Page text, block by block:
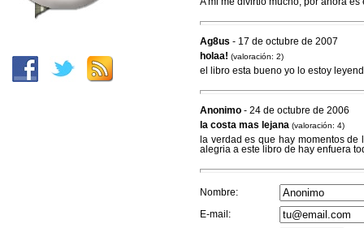
Ag8us - 17 de octubre de 2007
holaa! (valoración: 2)
el libro esta bueno yo lo estoy
Anonimo - 24 de octubre de 2006
la costa mas lejana (valoración: 4)
la verdad es que hay momentos
alegria a este libro de hay enfuera
Nombre:
E-mail: